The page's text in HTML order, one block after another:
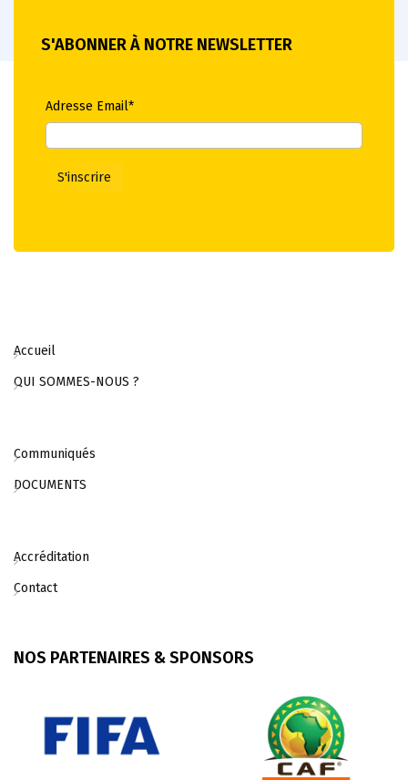
S'ABONNER À NOTRE NEWSLETTER
Adresse Email*
Accueil
QUI SOMMES-NOUS ?
Communiqués
DOCUMENTS
Accréditation
Contact
NOS PARTENAIRES & SPONSORS